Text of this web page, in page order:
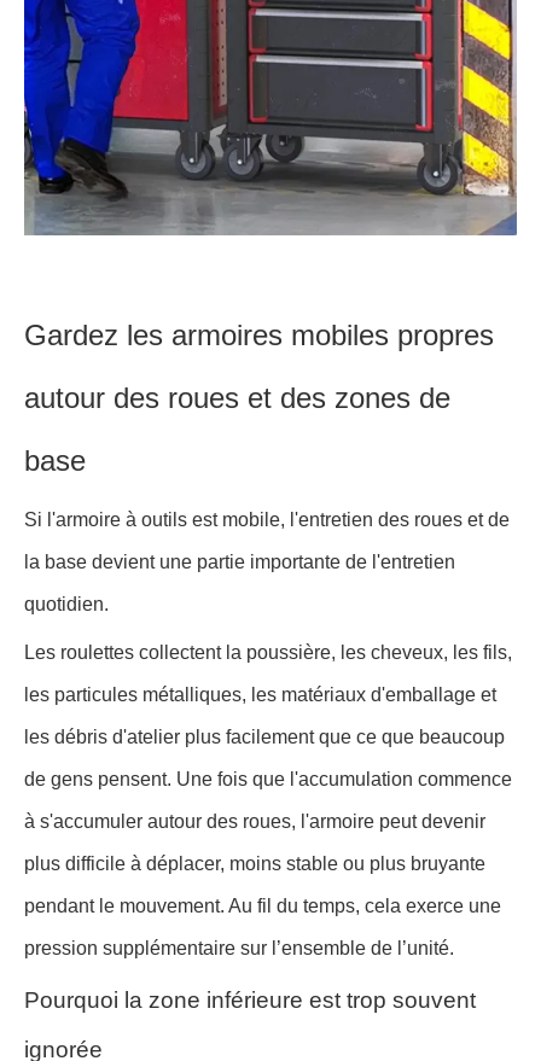
Gardez les armoires mobiles propres
autour des roues et des zones de
base
Si l'armoire à outils est mobile, l'entretien des roues et de
la base devient une partie importante de l'entretien
quotidien.
Les roulettes collectent la poussière, les cheveux, les fils,
les particules métalliques, les matériaux d'emballage et
les débris d'atelier plus facilement que ce que beaucoup
de gens pensent. Une fois que l'accumulation commence
à s'accumuler autour des roues, l'armoire peut devenir
plus difficile à déplacer, moins stable ou plus bruyante
pendant le mouvement. Au fil du temps, cela exerce une
pression supplémentaire sur l’ensemble de l’unité.
Pourquoi la zone inférieure est trop souvent
ignorée